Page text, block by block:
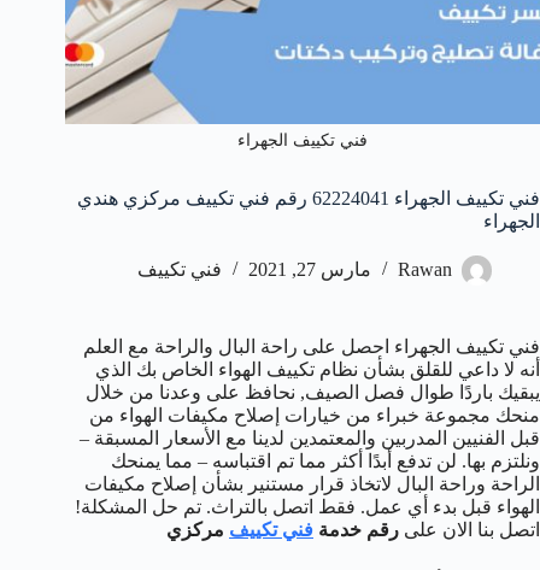
فني تكييف الجهراء
فني تكييف الجهراء 62224041 رقم فني تكييف مركزي هندي
الجهراء
Rawan مارس 27, 2021 فني تكييف
فني تكييف الجهراء احصل على راحة البال والراحة مع العلم
أنه لا داعي للقلق بشأن نظام تكييف الهواء الخاص بك الذي
يبقيك باردًا طوال فصل الصيف, نحافظ على وعدنا من خلال
منحك مجموعة خبراء من خيارات إصلاح مكيفات الهواء من
قبل الفنيين المدربين والمعتمدين لدينا مع الأسعار المسبقة –
ونلتزم بها. لن تدفع أبدًا أكثر مما تم اقتباسه – مما يمنحك
الراحة وراحة البال لاتخاذ قرار مستنير بشأن إصلاح مكيفات
الهواء قبل بدء أي عمل. فقط اتصل بالتراث. تم حل المشكلة!
اتصل بنا الان على رقم خدمة فني تكييف مركزي